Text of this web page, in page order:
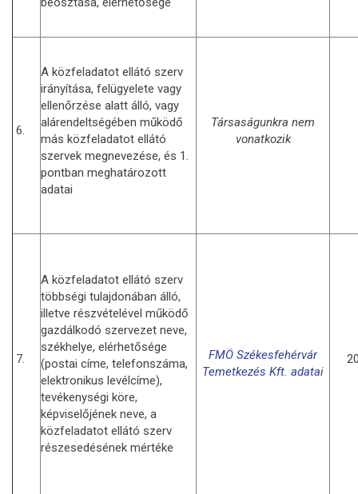
6.
A közfeladatot ellátó szerv
irányítása, felügyelete vagy
ellenőrzése alatt álló, vagy
alárendeltségében működő
más közfeladatot ellátó
szervek megnevezése, és 1.
pontban meghatározott
adatai
Társaságunkra nem
vonatkozik
7.
A közfeladatot ellátó szerv
többségi tulajdonában álló,
illetve részvételével működő
gazdálkodó szervezet neve,
székhelye, elérhetősége
(postai címe, telefonszáma,
elektronikus levélcíme),
tevékenységi köre,
képviselőjének neve, a
közfeladatot ellátó szerv
részesedésének mértéke
FMÖ Székesfehérvár
Temetkezés Kft. adatai